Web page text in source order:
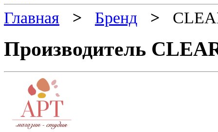
Главная > Бренд >
Производитель